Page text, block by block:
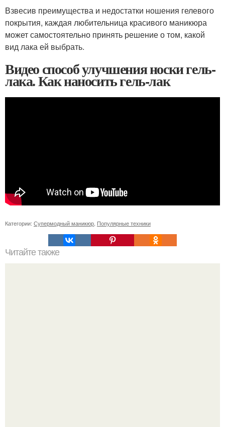
Взвесив преимущества и недостатки ношения гелевого
покрытия, каждая любительница красивого маникюра
может самостоятельно принять решение о том, какой
вид лака ей выбрать.
Видео способ улучшения носки гель-
лака. Как наносить гель-лак
Категории: Супермодный маникюр, Популярные техники
Читайте также